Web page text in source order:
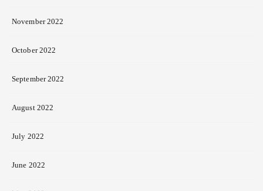
November 2022
October 2022
September 2022
August 2022
July 2022
June 2022